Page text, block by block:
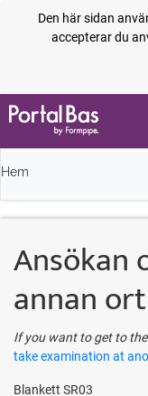
Den här sidan
accepterar du
Hem
Ansökan
annan ort
If you want to get to
take examination at
Blankett SR03